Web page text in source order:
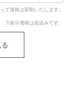
て価格は変動いたします。
※表示価格は税込みです。